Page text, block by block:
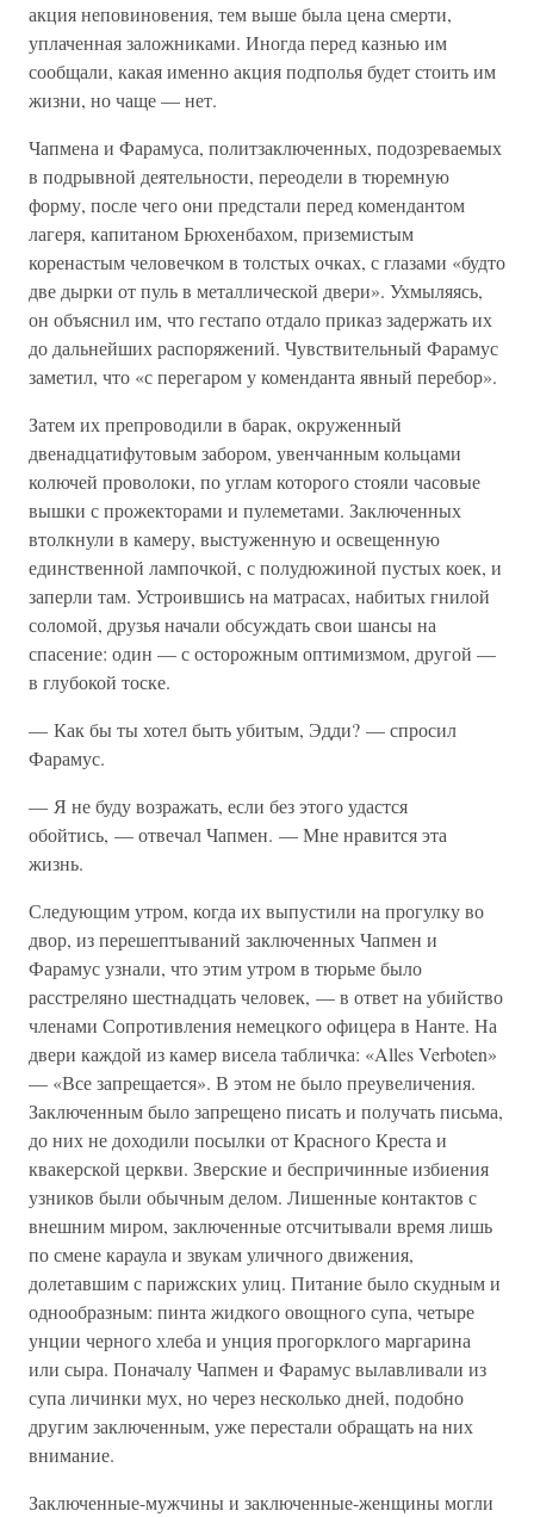
акция неповиновения, тем выше была цена смерти,
уплаченная заложниками. Иногда перед казнью им
сообщали, какая именно акция подполья будет стоить им
жизни, но чаще — нет.
Чапмена и Фарамуса, политзаключенных, подозреваемых
в подрывной деятельности, переодели в тюремную
форму, после чего они предстали перед комендантом
лагеря, капитаном Брюхенбахом, приземистым
коренастым человечком в толстых очках, с глазами «будто
две дырки от пуль в металлической двери». Ухмыляясь,
он объяснил им, что гестапо отдало приказ задержать их
до дальнейших распоряжений. Чувствительный Фарамус
заметил, что «с перегаром у коменданта явный перебор».
Затем их препроводили в барак, окруженный
двенадцатифутовым забором, увенчанным кольцами
колючей проволоки, по углам которого стояли часовые
вышки с прожекторами и пулеметами. Заключенных
втолкнули в камеру, выстуженную и освещенную
единственной лампочкой, с полудюжиной пустых коек, и
заперли там. Устроившись на матрасах, набитых гнилой
соломой, друзья начали обсуждать свои шансы на
спасение: один — с осторожным оптимизмом, другой —
в глубокой тоске.
— Как бы ты хотел быть убитым, Эдди? — спросил
Фарамус.
— Я не буду возражать, если без этого удастся
обойтись, — отвечал Чапмен. — Мне нравится эта
жизнь.
Следующим утром, когда их выпустили на прогулку во
двор, из перешептываний заключенных Чапмен и
Фарамус узнали, что этим утром в тюрьме было
расстреляно шестнадцать человек, — в ответ на убийство
членами Сопротивления немецкого офицера в Нанте. На
двери каждой из камер висела табличка: «Alles Verboten»
— «Все запрещается». В этом не было преувеличения.
Заключенным было запрещено писать и получать письма,
до них не доходили посылки от Красного Креста и
квакерской церкви. Зверские и беспричинные избиения
узников были обычным делом. Лишенные контактов с
внешним миром, заключенные отсчитывали время лишь
по смене караула и звукам уличного движения,
долетавшим с парижских улиц. Питание было скудным и
однообразным: пинта жидкого овощного супа, четыре
унции черного хлеба и унция прогорклого маргарина
или сыра. Поначалу Чапмен и Фарамус вылавливали из
супа личинки мух, но через несколько дней, подобно
другим заключенным, уже перестали обращать на них
внимание.
Заключенные-мужчины и заключенные-женщины могли